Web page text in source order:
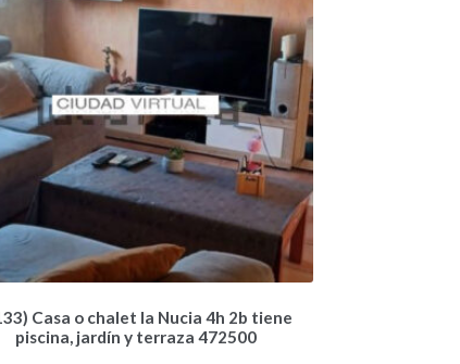
Casa o chalet la Nucia 4h 2b tiene
piscina, jardín y terraza 472500